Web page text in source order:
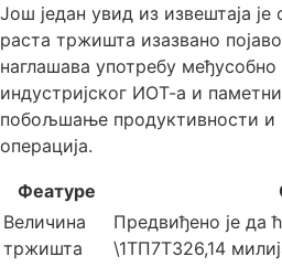
Још један увид из извештаја
раста тржишта изазвано
наглашава употребу
индустријског ИОТ-а и
побољшање продуктивности и
операција.
Феатуре
Величина
тржишта
Предвиђено је да
\1ТП7Т326,14